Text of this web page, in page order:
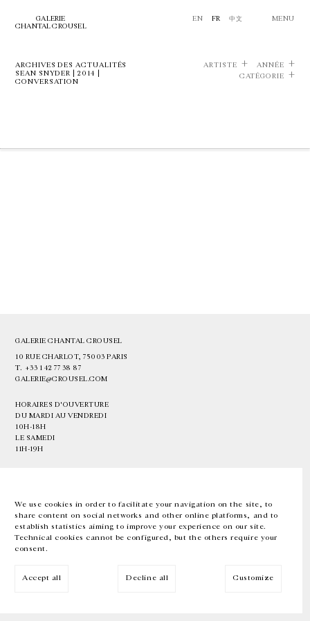
We use cookies in order to facilitate your navigation on the site, to
share content on social networks and other online platforms, and to
establish statistics aiming to improve your experience on our site.
Technical cookies cannot be configured, but the others require your
consent.
Accept all Decline all Customize
GALERIE
CHANTAL CROUSEL
EN FR 中文 MENU
ARCHIVES DES ACTUALITÉS
SEAN SNYDER | 2014 |
CONVERSATION
ARTISTE
ANNÉE
CATÉGORIE
GALERIE CHANTAL CROUSEL
10 RUE CHARLOT, 75003 PARIS
T. +33 1 42 77 38 87
GALERIE@CROUSEL.COM
HORAIRES D'OUVERTURE
DU MARDI AU VENDREDI
10H-18H
LE SAMEDI
11H-19H
EN FR 中文 Facebook Instagram
Inscrivez-vous à notre newsletter